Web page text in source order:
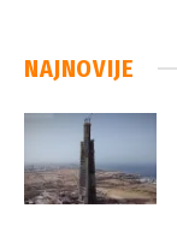
NAJNOVIJE